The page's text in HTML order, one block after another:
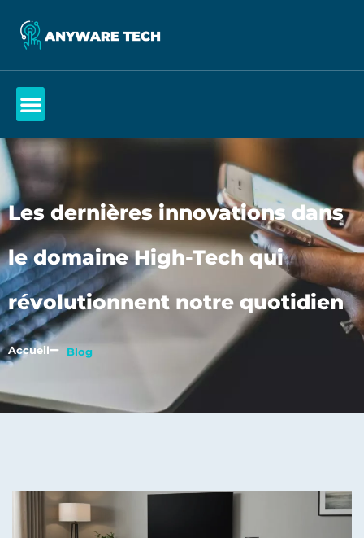
Les dernières innovations dans
le domaine High-Tech qui
révolutionnent notre quotidien
Accueil Blog